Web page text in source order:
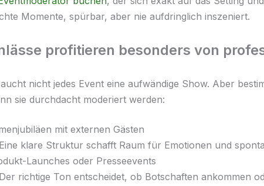
Momente, spürbar, aber nie aufdringlich inszeniert.
profitieren besonders von
nicht jedes Event eine aufwändige Show. Aber
sie durchdacht moderiert werden:
mit externen Gästen
klare Struktur schafft Raum für Emotionen und
Launches oder Presseevents
richtige Ton entscheidet, ob Botschaften ankommen